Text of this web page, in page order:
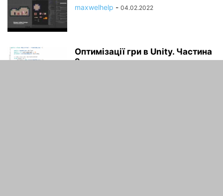
maxwelhelp - 04.02.2022
Оптимізації гри в Unity. Частина
2